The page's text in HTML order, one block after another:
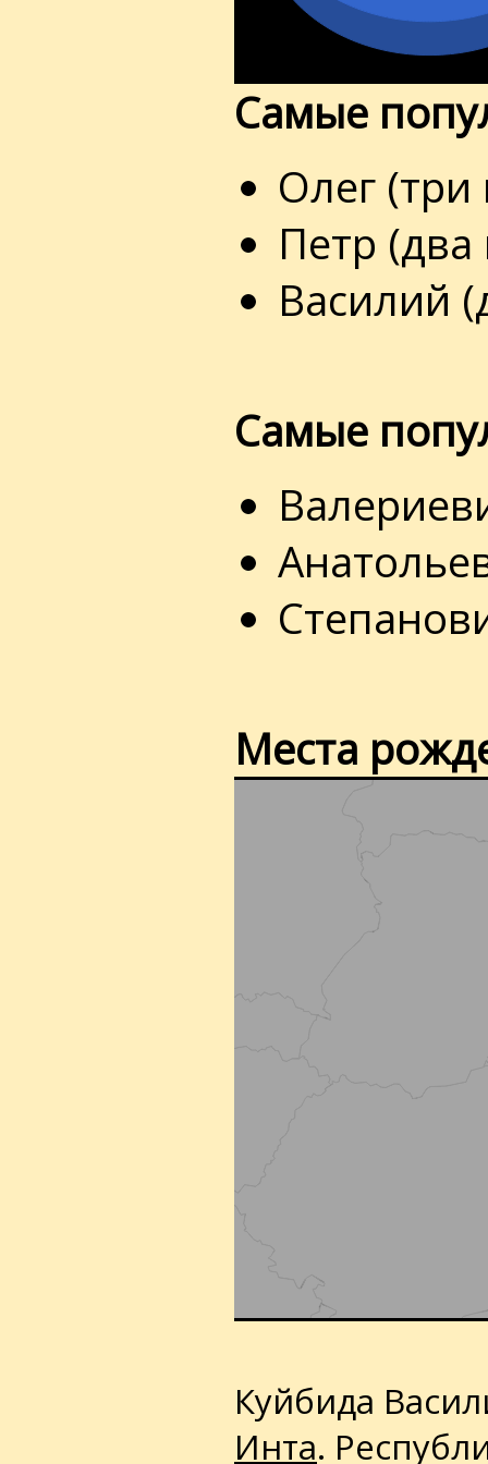
Самые
Олег (три
Петр (два
Василий
Самые
Места
Куйбида
Инта.